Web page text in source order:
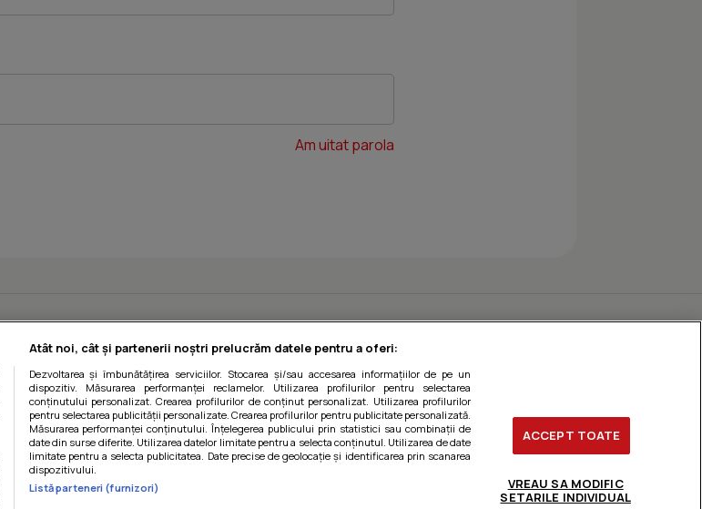
Am uitat parola
Atât noi, cât și partenerii noștri prelucrăm datele pentru a oferi:
Dezvoltarea și îmbunătățirea serviciilor. Stocarea și/sau accesarea informațiilor de pe un
dispozitiv. Măsurarea performanței reclamelor. Utilizarea profilurilor pentru selectarea
conținutului personalizat. Crearea profilurilor de conținut personalizat. Utilizarea profilurilor
pentru selectarea publicității personalizate. Crearea profilurilor pentru publicitate personalizată.
Măsurarea performanței conținutului. Înțelegerea publicului prin statistici sau combinații de
date din surse diferite. Utilizarea datelor limitate pentru a selecta conținutul. Utilizarea de date
limitate pentru a selecta publicitatea. Date precise de geolocație și identificarea prin scanarea
dispozitivului.
Listă parteneri (furnizori)
ACCEPT TOATE
VREAU SA MODIFIC
SETARILE INDIVIDUAL